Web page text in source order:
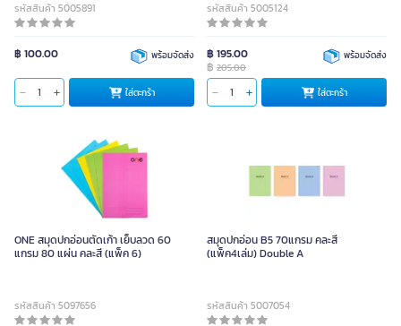
รหัสสินค้า 5005891
฿ 100.00 พร้อมจัดส่ง
ใส่ตะกร้า
รหัสสินค้า 5005124
฿ 195.00
฿ 205.00
พร้อมจัดส่ง
ใส่ตะกร้า
ONE สมุดปกอ่อนตัดเก้า เย็บลวด 60
แกรม 80 แผ่น คละสี (แพ็ค 6)
รหัสสินค้า 5097656
สมุดปกอ่อน B5 70แกรม คละสี
(แพ็ค4เล่ม) Double A
รหัสสินค้า 5007054